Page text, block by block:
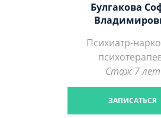
Булгакова
Психиатр-
Стаж 7 лет
ЗАПИСАТЬСЯ